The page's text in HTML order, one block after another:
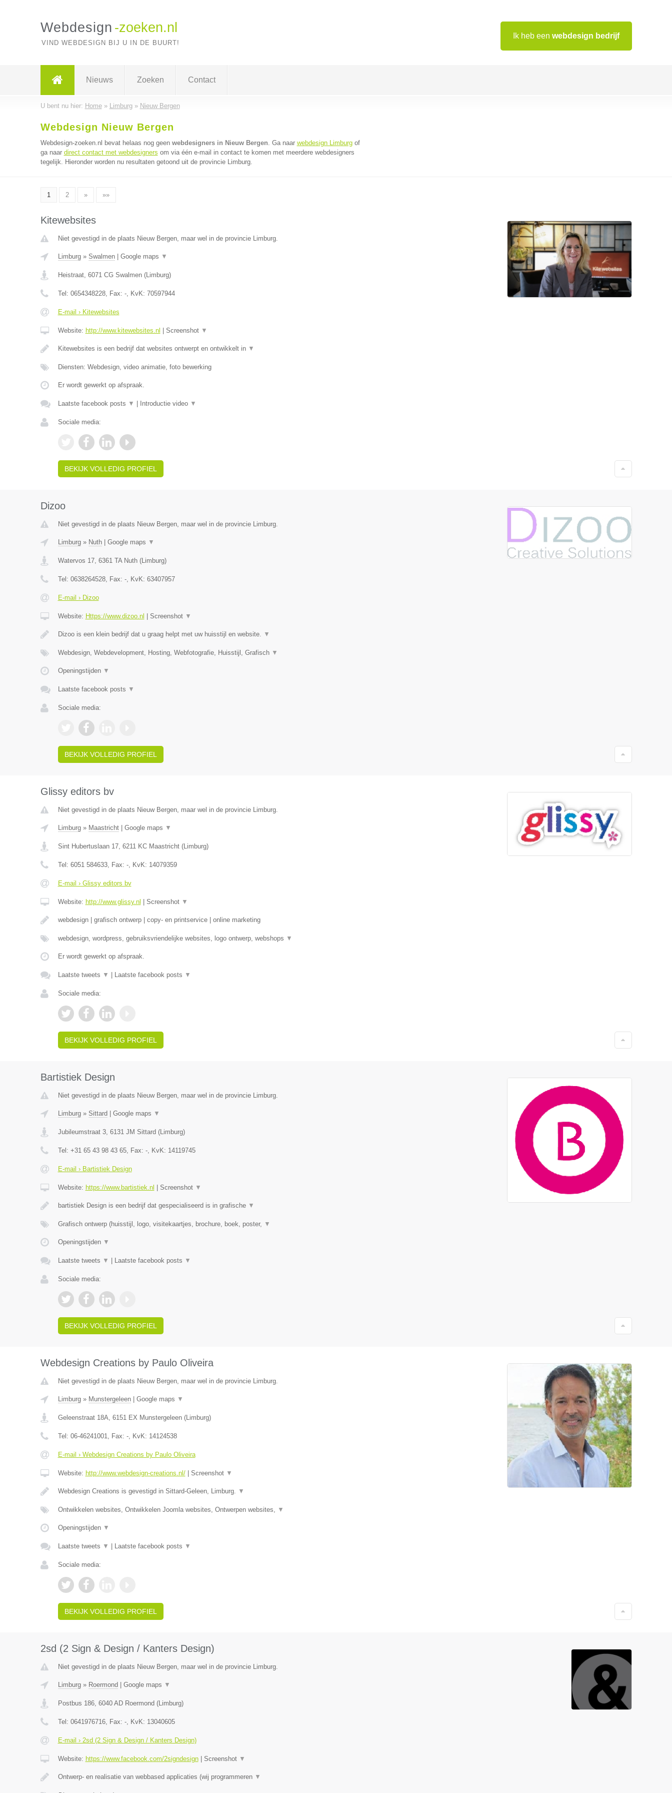
Ik heb een webdesign bedrijf
Webdesign -zoeken.nl
VIND WEBDESIGN BIJ U IN DE BUURT!
Nieuws Zoeken Contact
U bent nu hier: Home» Limburg» Nieuw Bergen
Webdesign Nieuw Bergen
Webdesign-zoeken.nl bevat helaas nog geen webdesigners in Nieuw Bergen. Ga naar webdesign Limburgof
ga naar direct contact met webdesigners om via één e-mail in contact te komen met meerdere webdesigners
tegelijk. Hieronder worden nu resultaten getoond uit de provincie Limburg.
1 2 » »»
Kitewebsites
Niet gevestigd in de plaats Nieuw Bergen, maar wel in de provincie Limburg.
Limburg» Swalmen| Google maps ▼
Heistraat, 6071 CG Swalmen(Limburg)
Tel: 0654348228, Fax: -, KvK: 70597944
E-mail › Kitewebsites
Website: http://www.kitewebsites.nl Screenshot ▼
Kitewebsites is een bedrijf dat websites ontwerpt en ontwikkelt in ▼
Diensten: Webdesign, video animatie, foto bewerking
Er wordt gewerkt op afspraak.
Laatste facebook posts ▼ Introductie video ▼
Sociale media:
BEKIJK VOLLEDIG PROFIEL
Dizoo
Niet gevestigd in de plaats Nieuw Bergen, maar wel in de provincie Limburg.
Limburg» Nuth| Google maps ▼
Watervos 17, 6361 TA Nuth(Limburg)
Tel: 0638264528, Fax: -, KvK: 63407957
E-mail › Dizoo
Website: Https://www.dizoo.nl Screenshot ▼
Dizoo is een klein bedrijf dat u graag helpt met uw huisstijl en website. ▼
Webdesign, Webdevelopment, Hosting, Webfotografie, Huisstijl, Grafisch ▼
Openingstijden ▼
Laatste facebook posts ▼
Sociale media:
BEKIJK VOLLEDIG PROFIEL
Glissy editors bv
Niet gevestigd in de plaats Nieuw Bergen, maar wel in de provincie Limburg.
Limburg» Maastricht| Google maps ▼
Sint Hubertuslaan 17, 6211 KC Maastricht(Limburg)
Tel: 6051 584633, Fax: -, KvK: 14079359
E-mail › Glissy editors bv
Website: http://www.glissy.nl Screenshot ▼
webdesign | grafisch ontwerp | copy- en printservice | online marketing
webdesign, wordpress, gebruiksvriendelijke websites, logo ontwerp, webshops ▼
Er wordt gewerkt op afspraak.
Laatste tweets ▼ Laatste facebook posts ▼
Sociale media:
BEKIJK VOLLEDIG PROFIEL
Bartistiek Design
Niet gevestigd in de plaats Nieuw Bergen, maar wel in de provincie Limburg.
Limburg» Sittard Google maps ▼
Jubileumstraat 3, 6131 JM Sittard (Limburg)
Tel: +31 65 43 98 43 65, Fax: -, KvK: 14119745
E-mail › Bartistiek Design
Website: https://www.bartistiek.nl Screenshot ▼
bartistiek Design is een bedrijf dat gespecialiseerd is in grafische ▼
Grafisch ontwerp (huisstijl, logo, visitekaartjes, brochure, boek, poster, ▼
Openingstijden ▼
Laatste tweets ▼ Laatste facebook posts ▼
Sociale media:
BEKIJK VOLLEDIG PROFIEL
Webdesign Creations by Paulo Oliveira
Niet gevestigd in de plaats Nieuw Bergen, maar wel in de provincie Limburg.
Limburg» Munstergeleen| Google maps ▼
Geleenstraat 18A, 6151 EX Munstergeleen(Limburg)
Tel: 06-46241001, Fax: -, KvK: 14124538
E-mail › Webdesign Creations by Paulo Oliveira
Website: http://www.webdesign-creations.nl/| Screenshot ▼
Webdesign Creations is gevestigd in Sittard-Geleen, Limburg. ▼
Ontwikkelen websites, Ontwikkelen Joomla websites, Ontwerpen websites, ▼
Openingstijden ▼
Laatste tweets ▼ Laatste facebook posts ▼
Sociale media:
BEKIJK VOLLEDIG PROFIEL
2sd (2 Sign & Design / Kanters Design)
Niet gevestigd in de plaats Nieuw Bergen, maar wel in de provincie Limburg.
Limburg» Roermond Google maps ▼
Postbus 186, 6040 AD Roermond (Limburg)
Tel: 0641976716, Fax: -, KvK: 13040605
E-mail › 2sd (2 Sign & Design / Kanters Design)
Website: https://www.facebook.com/2signdesign| Screenshot ▼
Ontwerp- en realisatie van webbased applicaties (wij programmeren ▼